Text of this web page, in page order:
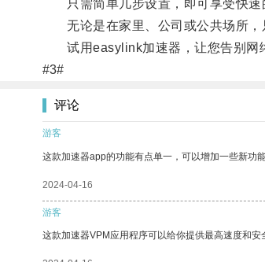
只需简单几步设置，即可享受快速
无论是在家里、公司或公共场所，
试用easylink加速器，让您告别网络
#3#
评论
游客
这款加速器app的功能有点单一，可以增加一些新功
2024-04-16
游客
这款加速器VPM应用程序可以给你提供最高速度和安